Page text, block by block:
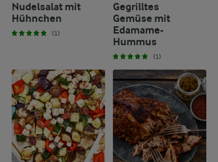
Nudelsalat mit
Hühnchen
(1)
Gegrilltes
Gemüse mit
Edamame-
Hummus
(1)